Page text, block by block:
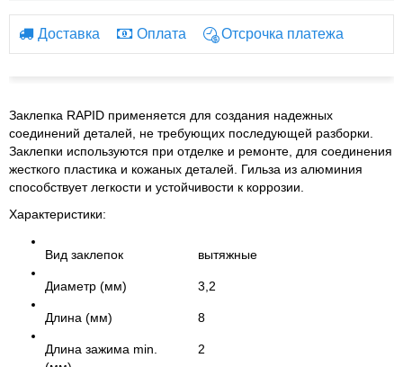
Доставка Оплата Отсрочка платежа
Заклепка RAPID применяется для создания надежных
соединений деталей, не требующих последующей разборки.
Заклепки используются при отделке и ремонте, для соединения
жесткого пластика и кожаных деталей. Гильза из алюминия
способствует легкости и устойчивости к коррозии.
Характеристики:
Вид заклепок вытяжные
Диаметр (мм) 3,2
Длина (мм) 8
Длина зажима min.
2